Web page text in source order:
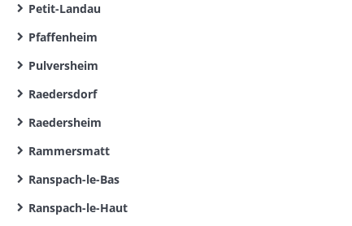
Petit-Landau
Pfaffenheim
Pulversheim
Raedersdorf
Raedersheim
Rammersmatt
Ranspach-le-Bas
Ranspach-le-Haut